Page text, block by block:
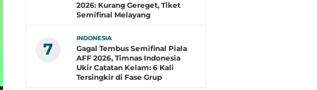
2026: Kurang Gereget, Tiket
Semifinal Melayang
7
INDONESIA
Gagal Tembus Semifinal Piala
AFF 2026, Timnas Indonesia
Ukir Catatan Kelam: 6 Kali
Tersingkir di Fase Grup